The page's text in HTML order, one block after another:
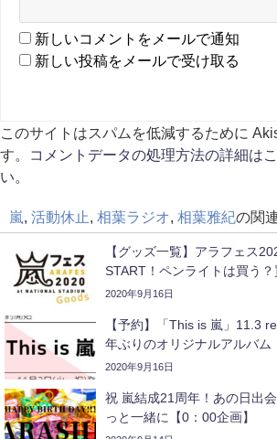
新しいコメントをメールで通知
新しい投稿をメールで受け取る
このサイトはスパムを低減するために
す。
コメントデータの処理方法の詳細は
い
嵐 活動休止 相葉ラジオ 相葉雅紀の関
【グッズ一覧】アラフェス
START！ペンライトは買う？
2020年9月16日
【予約】「This is 嵐」11.3
年ぶりのオリジナルアルバム
2020年9月16日
祝 嵐結成21周年！あの日出
っと一緒に【0：00企画】